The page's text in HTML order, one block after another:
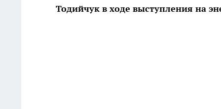
Тодийчук в ходе выступления на